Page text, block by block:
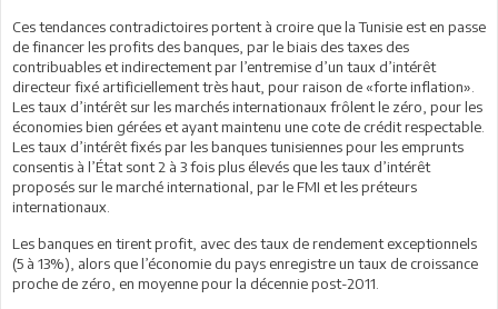
Ces tendances contradictoires portent à croire que la Tunisie est en passe
de financer les profits des banques, par le biais des taxes des
contribuables et indirectement par l’entremise d’un taux d’intérêt
directeur fixé artificiellement très haut, pour raison de «forte inflation».
Les taux d’intérêt sur les marchés internationaux frôlent le zéro, pour les
économies bien gérées et ayant maintenu une cote de crédit respectable.
Les taux d’intérêt fixés par les banques tunisiennes pour les emprunts
consentis à l’État sont 2 à 3 fois plus élevés que les taux d’intérêt
proposés sur le marché international, par le FMI et les préteurs
internationaux.
Les banques en tirent profit, avec des taux de rendement exceptionnels
(5 à 13%), alors que l’économie du pays enregistre un taux de croissance
proche de zéro, en moyenne pour la décennie post-2011.